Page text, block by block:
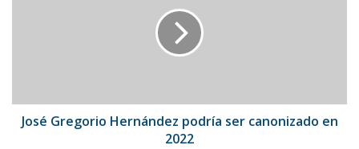
José Gregorio Hernández podría ser canonizado en
2022